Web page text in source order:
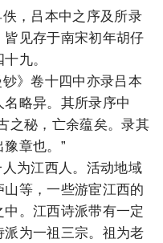
佚，吕本中之序及所录
见存于南宋初年胡仔
九。
》卷十四中亦录吕本
略异。其所录序中
之秘，亡余蕴矣。录其
章也。”
为江西人。活动地域
等，一些游宦江西的
。江西诗派带有一定
为一祖三宗。祖为老